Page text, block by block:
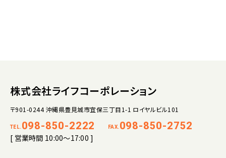
株式会社ライフコーポレーション
〒901-0244 沖縄県豊見城市宜保三丁目1-1 ロイヤルビル101
TEL. 098-850-2222 FAX. 098-850-2752
[ 営業時間 10:00～17:00 ]